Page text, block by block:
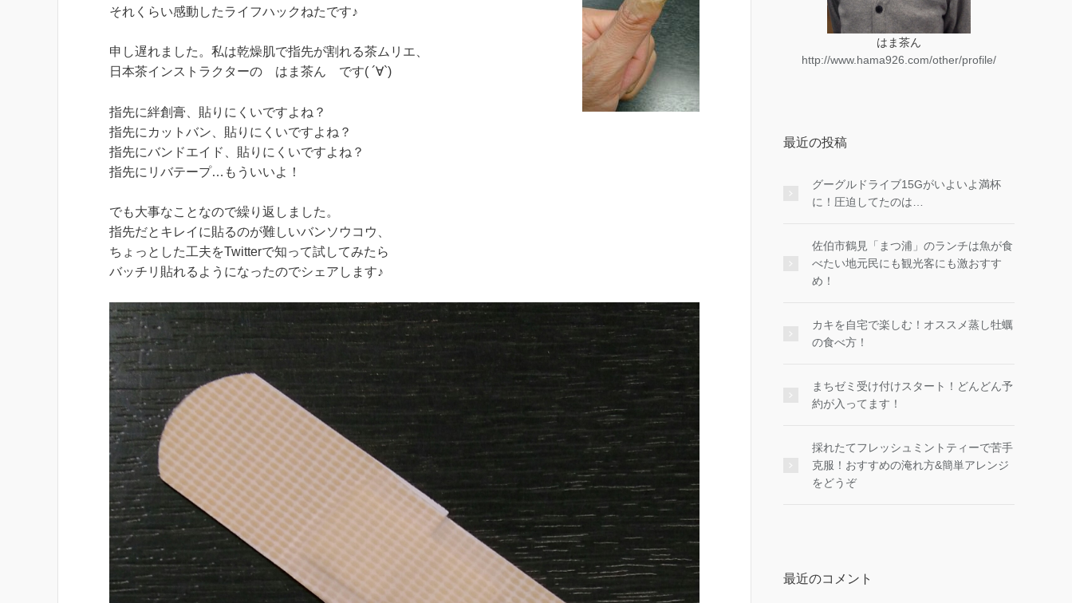
それくらい感動したライフハックねたです♪
申し遅れました。私は乾燥肌で指先が割れる茶ムリエ、
日本茶インストラクターの はま茶ん です( ´∀`)
指先に絆創膏、貼りにくいですよね？
指先にカットバン、貼りにくいですよね？
指先にバンドエイド、貼りにくいですよね？
指先にリバテープ…もういいよ！
でも大事なことなので繰り返しました。
指先だとキレイに貼るのが難しいバンソウコウ、
ちょっとした工夫をTwitterで知って試してみたら
バッチリ貼れるようになったのでシェアします♪
はま茶ん
http://www.hama926.com/other/profile/
最近の投稿
グーグルドライブ15Gがいよいよ満杯
に！圧迫してたのは…
佐伯市鶴見「まつ浦」のランチは魚が食
べたい地元民にも観光客にも激おすす
め！
カキを自宅で楽しむ！オススメ蒸し牡蠣
の食べ方！
まちゼミ受け付けスタート！どんどん予
約が入ってます！
採れたてフレッシュミントティーで苦手
克服！おすすめの淹れ方&簡単アレンジ
をどうぞ
最近のコメント